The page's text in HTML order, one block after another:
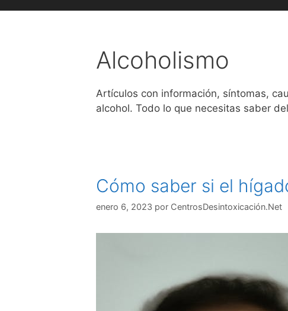
Alcoholismo
Artículos con información, síntomas,
alcohol. Todo lo que necesitas saber
Cómo saber si el
enero 6, 2023 por CentrosDesintoxicación.Net